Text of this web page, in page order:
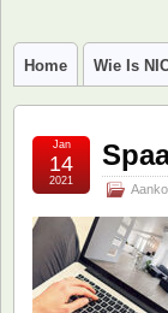
Home Wie Is
Jan
14
2021